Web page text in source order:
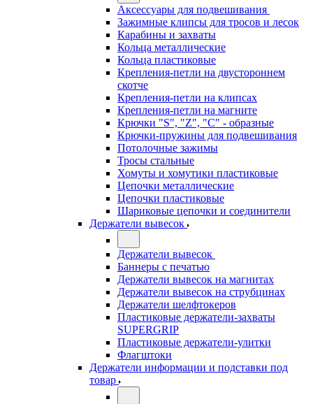
Аксессуары для подвешивания
Зажимные клипсы для тросов и лесок
Карабины и захваты
Кольца металлические
Кольца пластиковые
Крепления-петли на двустороннем
скотче
Крепления-петли на клипсах
Крепления-петли на магните
Крючки "S", "Z", "C" - образные
Крючки-пружины для подвешивания
Потолочные зажимы
Тросы стальные
Хомуты и хомутики пластиковые
Цепочки металлические
Цепочки пластиковые
Шариковые цепочки и соединители
Держатели вывесок
Держатели вывесок
Баннеры с печатью
Держатели вывесок на магнитах
Держатели вывесок на струбцинах
Держатели шелфтокеров
Пластиковые держатели-захваты
SUPERGRIP
Пластиковые держатели-улитки
Флагштоки
Держатели информации и подставки под
товар